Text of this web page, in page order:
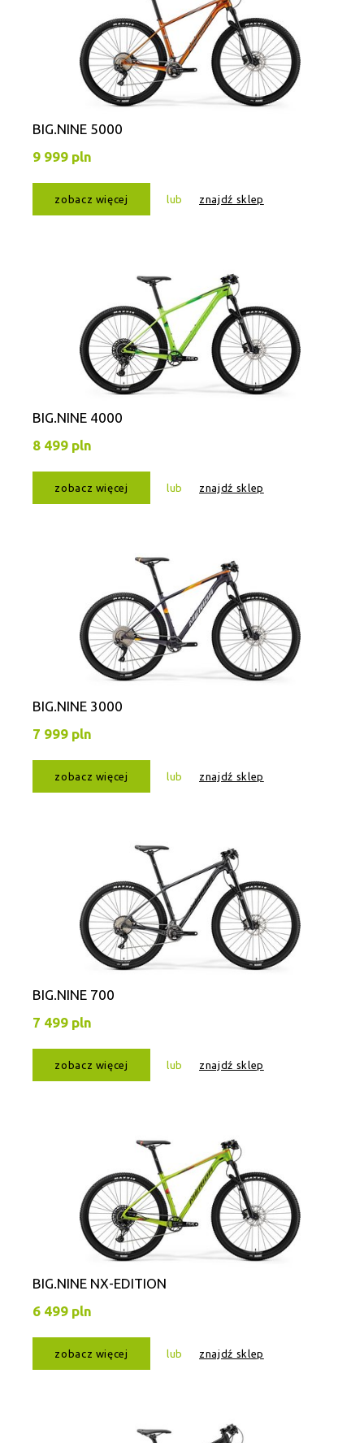
BIG.NINE 5000
9 999 pln
zobacz więcej lub znajdź sklep
BIG.NINE 4000
8 499 pln
zobacz więcej lub znajdź sklep
BIG.NINE 3000
7 999 pln
zobacz więcej lub znajdź sklep
BIG.NINE 700
7 499 pln
zobacz więcej lub znajdź sklep
BIG.NINE NX-EDITION
6 499 pln
zobacz więcej lub znajdź sklep